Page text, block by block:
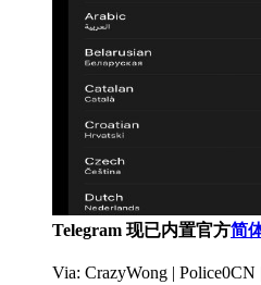
Telegram 现已内置官方简
Via: CrazyWong |